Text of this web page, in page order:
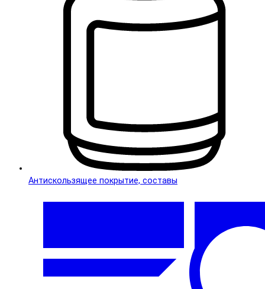
Антискользящее покрытие, составы